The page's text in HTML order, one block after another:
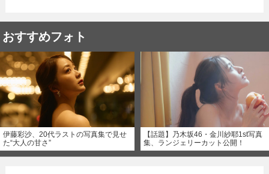
おすすめフォト
伊藤彩沙、20代ラストの写真集で見せ
た“大人の甘さ”
【話題】乃木坂46・金川紗耶1st写真
集、ランジェリーカット公開！